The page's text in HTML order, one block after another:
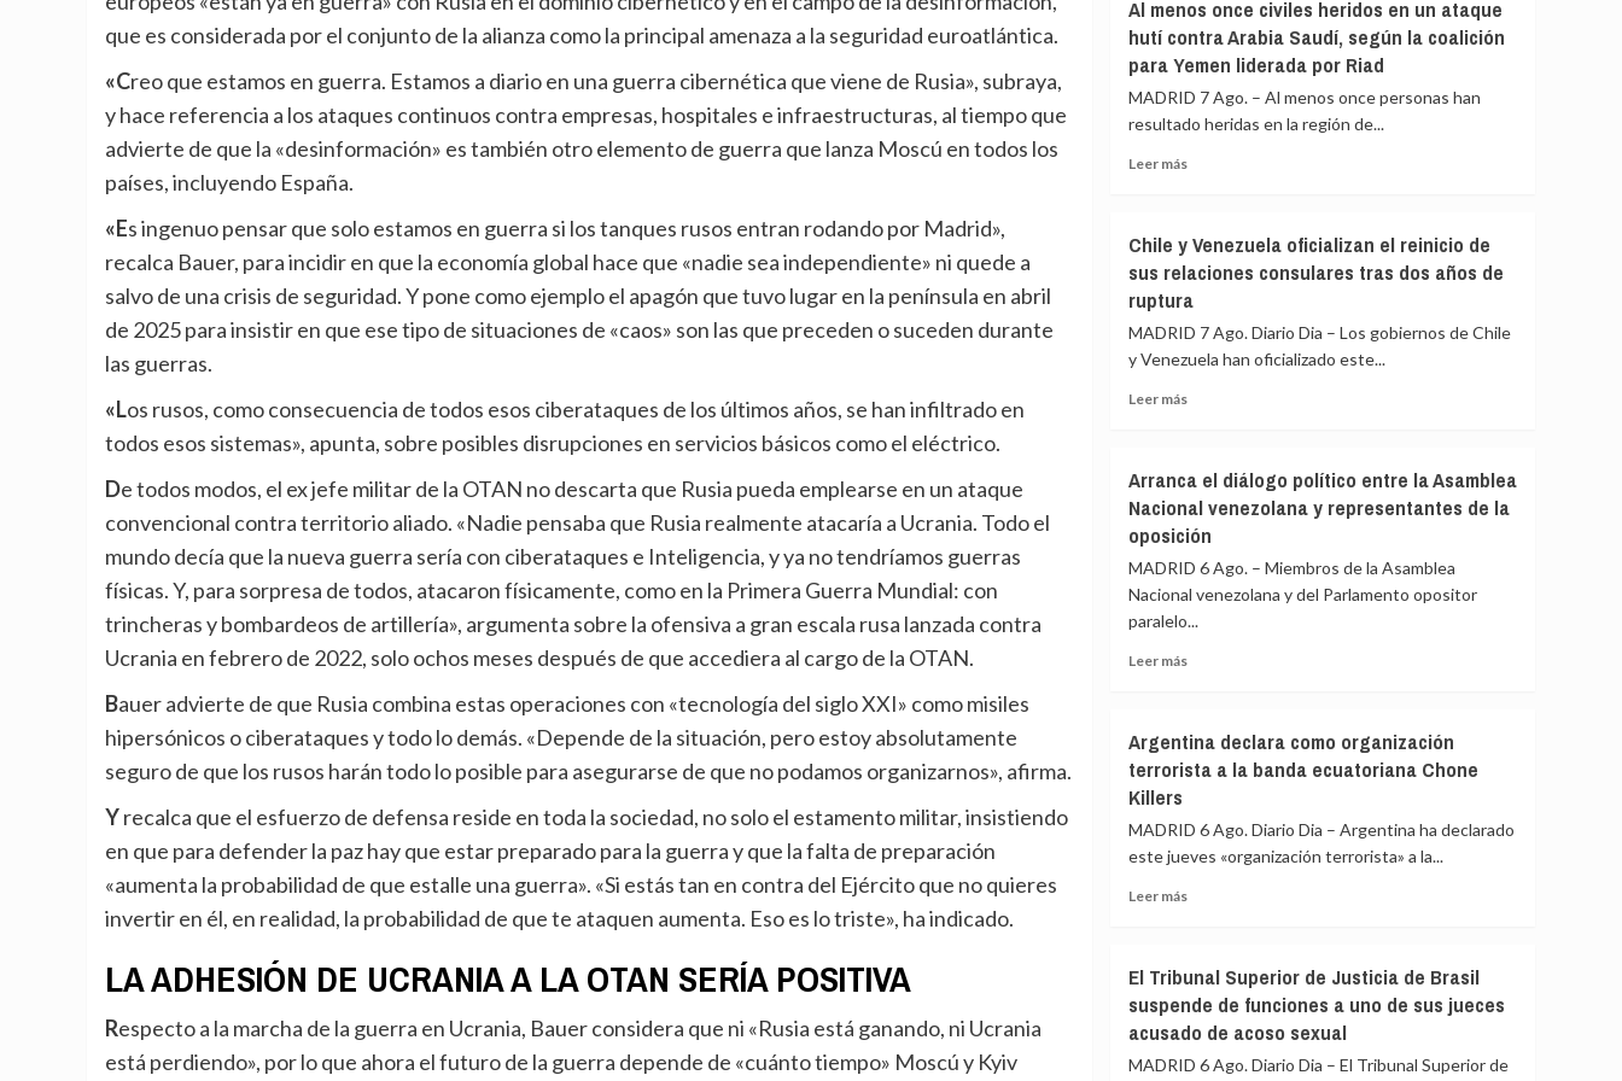
que es considerada por el conjunto de la alianza como la principal amenaza a la seguridad euroatlántica.
«Creo que estamos en guerra. Estamos a diario en una guerra cibernética que viene de Rusia», subraya,
y hace referencia a los ataques continuos contra empresas, hospitales e infraestructuras, al tiempo que
advierte de que la «desinformación» es también otro elemento de guerra que lanza Moscú en todos los
países, incluyendo España.
«Es ingenuo pensar que solo estamos en guerra si los tanques rusos entran rodando por Madrid»,
recalca Bauer, para incidir en que la economía global hace que «nadie sea independiente» ni quede a
salvo de una crisis de seguridad. Y pone como ejemplo el apagón que tuvo lugar en la península en abril
de 2025 para insistir en que ese tipo de situaciones de «caos» son las que preceden o suceden durante
las guerras.
«Los rusos, como consecuencia de todos esos ciberataques de los últimos años, se han infiltrado en
todos esos sistemas», apunta, sobre posibles disrupciones en servicios básicos como el eléctrico.
De todos modos, el ex jefe militar de la OTAN no descarta que Rusia pueda emplearse en un ataque
convencional contra territorio aliado. «Nadie pensaba que Rusia realmente atacaría a Ucrania. Todo el
mundo decía que la nueva guerra sería con ciberataques e Inteligencia, y ya no tendríamos guerras
físicas. Y, para sorpresa de todos, atacaron físicamente, como en la Primera Guerra Mundial: con
trincheras y bombardeos de artillería», argumenta sobre la ofensiva a gran escala rusa lanzada contra
Ucrania en febrero de 2022, solo ochos meses después de que accediera al cargo de la OTAN.
Bauer advierte de que Rusia combina estas operaciones con «tecnología del siglo XXI» como misiles
hipersónicos o ciberataques y todo lo demás. «Depende de la situación, pero estoy absolutamente
seguro de que los rusos harán todo lo posible para asegurarse de que no podamos organizarnos», afirma.
Y recalca que el esfuerzo de defensa reside en toda la sociedad, no solo el estamento militar, insistiendo
en que para defender la paz hay que estar preparado para la guerra y que la falta de preparación
«aumenta la probabilidad de que estalle una guerra». «Si estás tan en contra del Ejército que no quieres
invertir en él, en realidad, la probabilidad de que te ataquen aumenta. Eso es lo triste», ha indicado.
LA ADHESIÓN DE UCRANIA A LA OTAN SERÍA POSITIVA
Respecto a la marcha de la guerra en Ucrania, Bauer considera que ni «Rusia está ganando, ni Ucrania
está perdiendo», por lo que ahora el futuro de la guerra depende de «cuánto tiempo» Moscú y Kyiv
menores
migrantes
de
«consta»
el
llamamiento
por
a
masiva
el
15
agosto
Al menos once civiles heridos en un ataque
hutí contra Arabia Saudí, según la coalición
para Yemen liderada por Riad
MADRID 7 Ago. – Al menos once personas han
resultado heridas en la región de...
Leer másLeer
menos
once
civiles
en
un
Saudí,
según
la
para
Yemen
liderada
Riad
Chile y Venezuela oficializan el reinicio de
sus relaciones consulares tras dos años de
ruptura
MADRID 7 Ago. Diario Dia – Los gobiernos de Chile
y Venezuela han oficializado este...
Leer másLeer
y
Venezuela
oficializan
reinicio
de
sus
consulares
años
de
Arranca el diálogo político entre la Asamblea
Nacional venezolana y representantes de la
oposición
MADRID 6 Ago. – Miembros de la Asamblea
Nacional venezolana y del Parlamento opositor
paralelo...
Leer másLeer
el
diálogo
la
Asamblea
de
la
oposición
Argentina declara como organización
terrorista a la banda ecuatoriana Chone
Killers
MADRID 6 Ago. Diario Dia – Argentina ha declarado
este jueves «organización terrorista» a la...
Leer másLeer
declara
como
organización
a
El Tribunal Superior de Justicia de Brasil
suspende de funciones a uno de sus jueces
acusado de acoso sexual
MADRID 6 Ago. Diario Dia – El Tribunal Superior de